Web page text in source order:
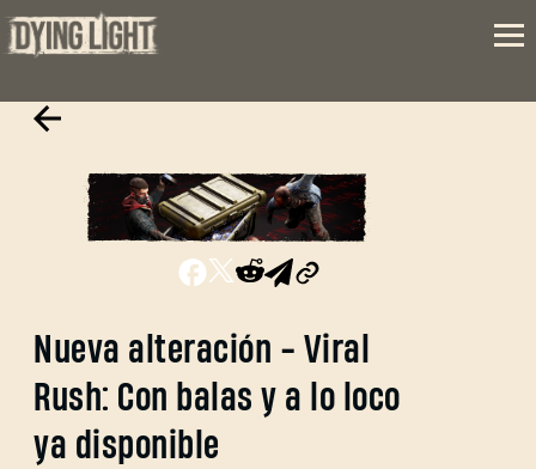
Nueva alteración - Viral
Rush: Con balas y a lo loco
ya disponible